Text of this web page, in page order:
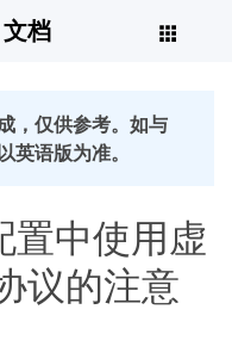
文档
，仅供参考。如与
英语版为准。
置中使用虚
议的注意